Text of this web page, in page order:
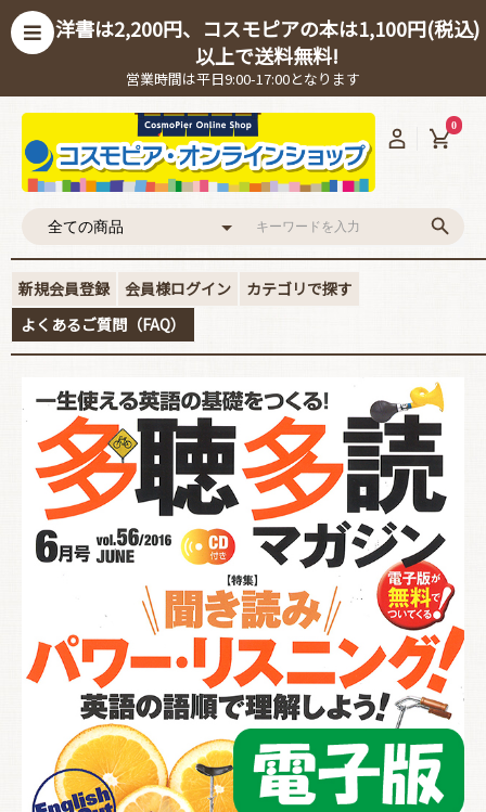
洋書は2,200円、コスモピアの本は1,100円(税込)
以上で送料無料!
営業時間は平日9:00-17:00となります
0
新規会員登録 会員様ログイン
カテゴリで探す
よくあるご質問（FAQ）